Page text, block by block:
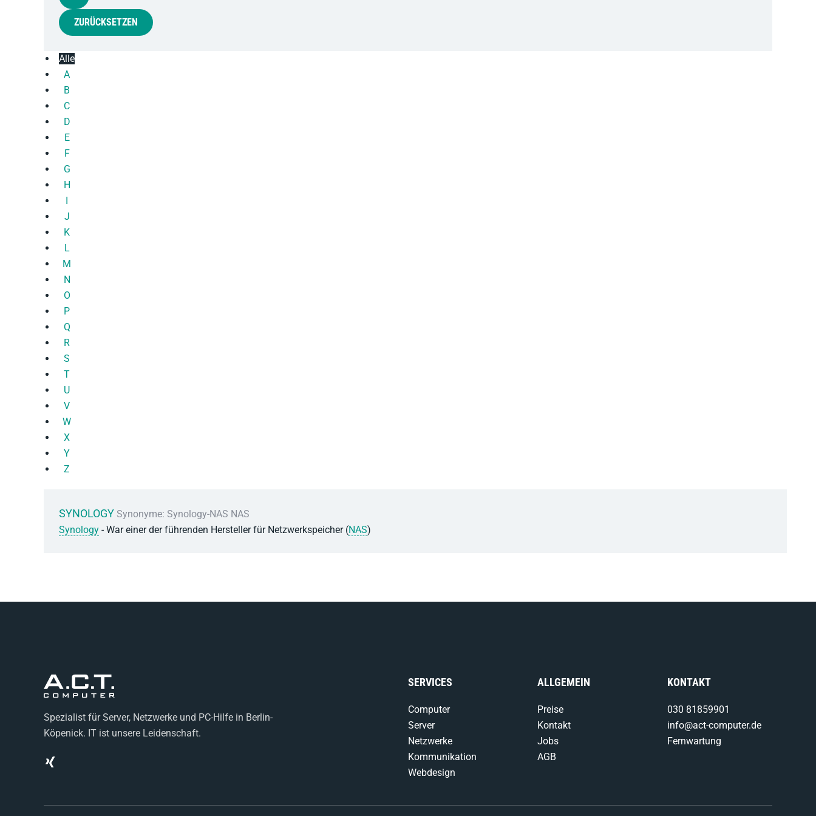
Alle
A
B
C
D
E
F
G
H
I
J
K
L
M
N
O
P
Q
R
S
T
U
V
W
X
Y
Z
SYNOLOGY Synonyme: Synology-NAS NAS
Synology - War einer der führenden Hersteller für Netzwerkspeicher (NAS)
Spezialist für Server, Netzwerke und PC-Hilfe in Berlin-
Köpenick. IT ist unsere Leidenschaft.
SERVICES
Computer
Server
Netzwerke
Kommunikation
Webdesign
ALLGEMEIN
Preise
Kontakt
Jobs
AGB
KONTAKT
030 81859901
info@act-computer.de
Fernwartung